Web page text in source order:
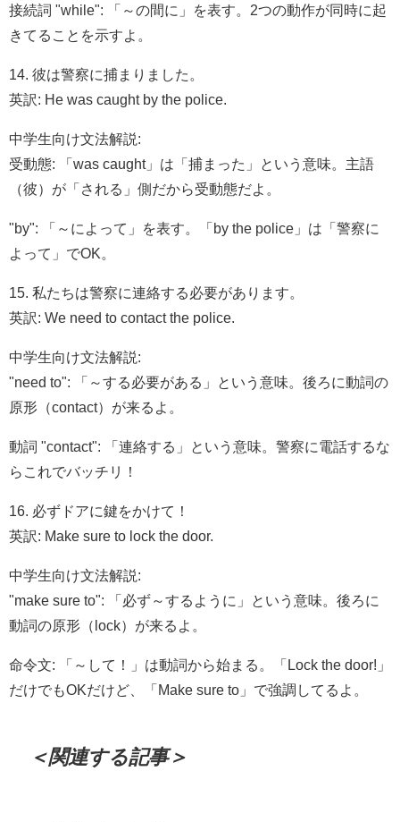
接続詞 "while": 「～の間に」を表す。2つの動作が同時に起
きてることを示すよ。
14. 彼は警察に捕まりました。
英訳: He was caught by the police.
中学生向け文法解説:
受動態: 「was caught」は「捕まった」という意味。主語
（彼）が「される」側だから受動態だよ。
"by": 「～によって」を表す。「by the police」は「警察に
よって」でOK。
15. 私たちは警察に連絡する必要があります。
英訳: We need to contact the police.
中学生向け文法解説:
"need to": 「～する必要がある」という意味。後ろに動詞の
原形（contact）が来るよ。
動詞 "contact": 「連絡する」という意味。警察に電話するな
らこれでバッチリ！
16. 必ずドアに鍵をかけて！
英訳: Make sure to lock the door.
中学生向け文法解説:
"make sure to": 「必ず～するように」という意味。後ろに
動詞の原形（lock）が来るよ。
命令文: 「～して！」は動詞から始まる。「Lock the door!」
だけでもOKだけど、「Make sure to」で強調してるよ。
＜関連する記事＞